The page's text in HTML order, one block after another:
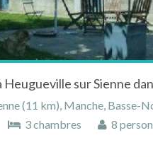
(11 km), Manche, Basse-
3 chambres 8